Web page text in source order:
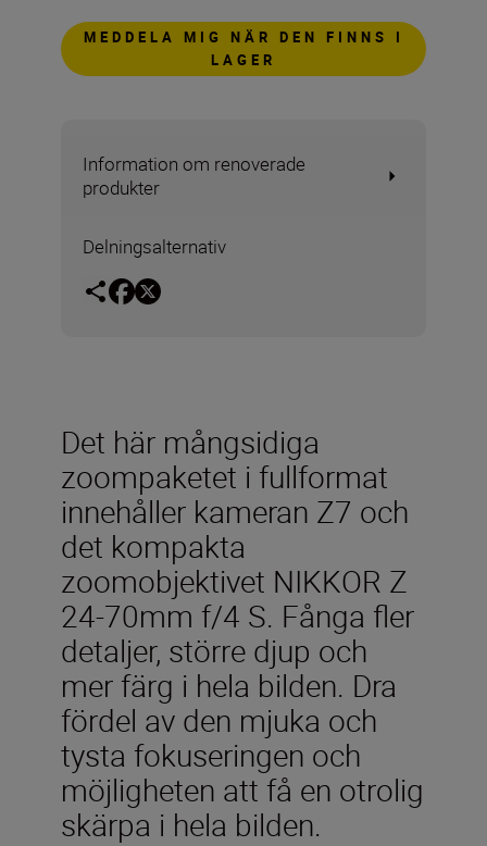
MEDDELA MIG NÄR DEN FINNS I
LAGER
Information om renoverade
produkter
Delningsalternativ
Det här mångsidiga
zoompaketet i fullformat
innehåller kameran Z7 och
det kompakta
zoomobjektivet NIKKOR Z
24-70mm f/4 S. Fånga fler
detaljer, större djup och
mer färg i hela bilden. Dra
fördel av den mjuka och
tysta fokuseringen och
möjligheten att få en otrolig
skärpa i hela bilden.